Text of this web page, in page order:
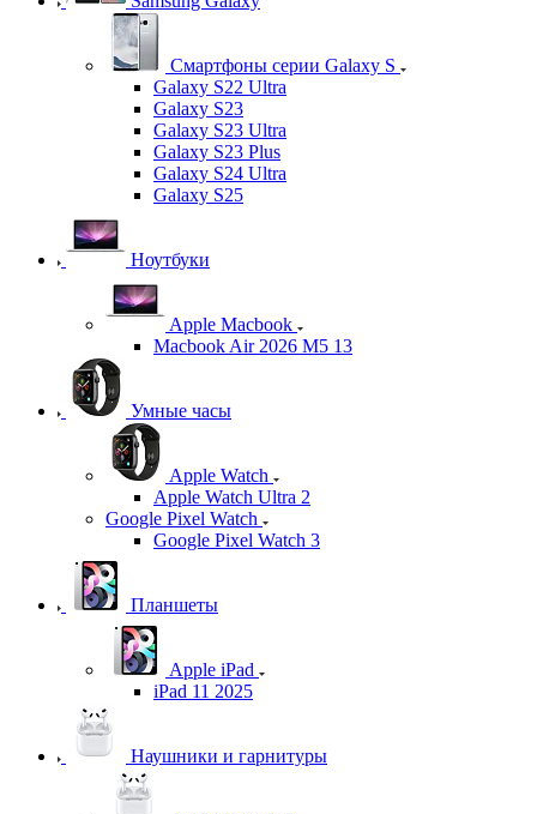
Смартфоны серии Galaxy S
Galaxy S22 Ultra
Galaxy S23
Galaxy S23 Ultra
Galaxy S23 Plus
Galaxy S24 Ultra
Galaxy S25
Ноутбуки
Apple Macbook
Macbook Air 2026 M5 13
Умные часы
Apple Watch
Apple Watch Ultra 2
Google Pixel Watch
Google Pixel Watch 3
Планшеты
Apple iPad
iPad 11 2025
Наушники и гарнитуры